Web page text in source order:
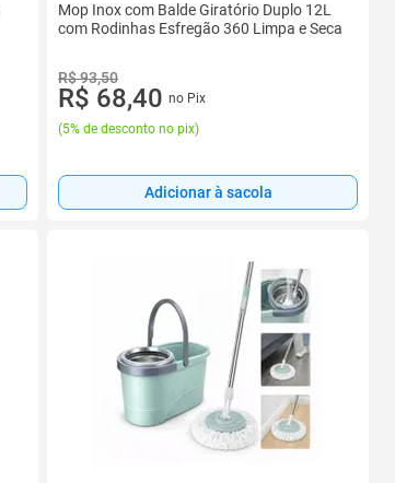
Mop Inox com Balde Giratório Duplo 12L
com Rodinhas Esfregão 360 Limpa e Seca
R$ 93,50
R$ 68,40 no Pix
(5% de desconto no pix)
Adicionar à sacola